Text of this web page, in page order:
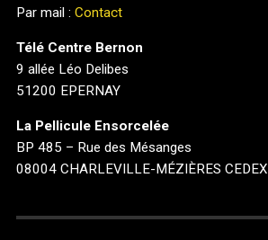
Par mail : Contact
Télé Centre Bernon
9 allée Léo Delibes
51200 EPERNAY
La Pellicule Ensorcelée
BP 485 – Rue des Mésanges
08004 CHARLEVILLE-MÉZIÈRES CEDEX